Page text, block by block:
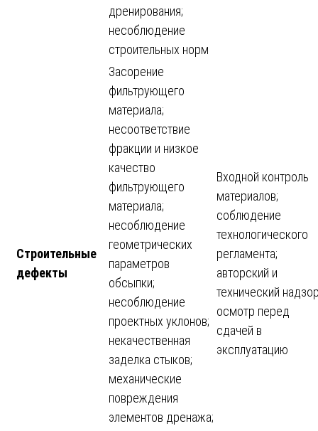
дренирования;
несоблюдение
строительных норм
Строительные
дефекты
Засорение
фильтрующего
материала;
несоответствие
фракции и низкое
качество
фильтрующего
материала;
несоблюдение
геометрических
параметров
обсыпки;
несоблюдение
проектных уклонов;
некачественная
заделка стыков;
механические
повреждения
элементов дренажа;
Входной контроль
материалов;
соблюдение
технологического
регламента;
авторский и
технический
осмотр перед
сдачей в
эксплуатацию